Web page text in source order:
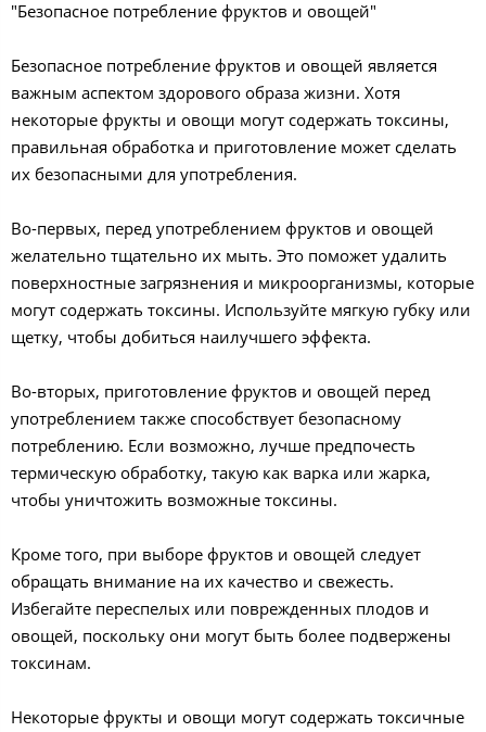
"Безопасное потребление фруктов и овощей"
Безопасное потребление фруктов и овощей является
важным аспектом здорового образа жизни. Хотя
некоторые фрукты и овощи могут содержать токсины,
правильная обработка и приготовление может сделать
их безопасными для употребления.
Во-первых, перед употреблением фруктов и овощей
желательно тщательно их мыть. Это поможет удалить
поверхностные загрязнения и микроорганизмы, которые
могут содержать токсины. Используйте мягкую губку или
щетку, чтобы добиться наилучшего эффекта.
Во-вторых, приготовление фруктов и овощей перед
употреблением также способствует безопасному
потреблению. Если возможно, лучше предпочесть
термическую обработку, такую как варка или жарка,
чтобы уничтожить возможные токсины.
Кроме того, при выборе фруктов и овощей следует
обращать внимание на их качество и свежесть.
Избегайте переспелых или поврежденных плодов и
овощей, поскольку они могут быть более подвержены
токсинам.
Некоторые фрукты и овощи могут содержать токсичные